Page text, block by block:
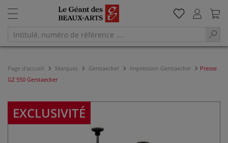
Page d'accueil Marques Gerstaecker Impression Gerstaecker
Presse
GZ 550 Gerstaecker
EXCLUSIVITÉ